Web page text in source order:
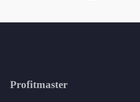
Profitmaster